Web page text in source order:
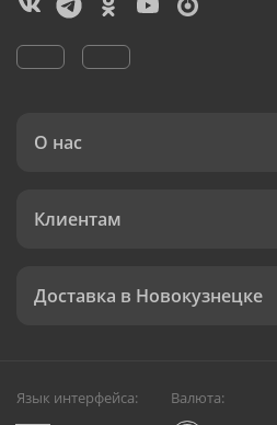
О нас
Клиентам
Доставка в Новокузнецке
Язык интерфейса: Валюта: